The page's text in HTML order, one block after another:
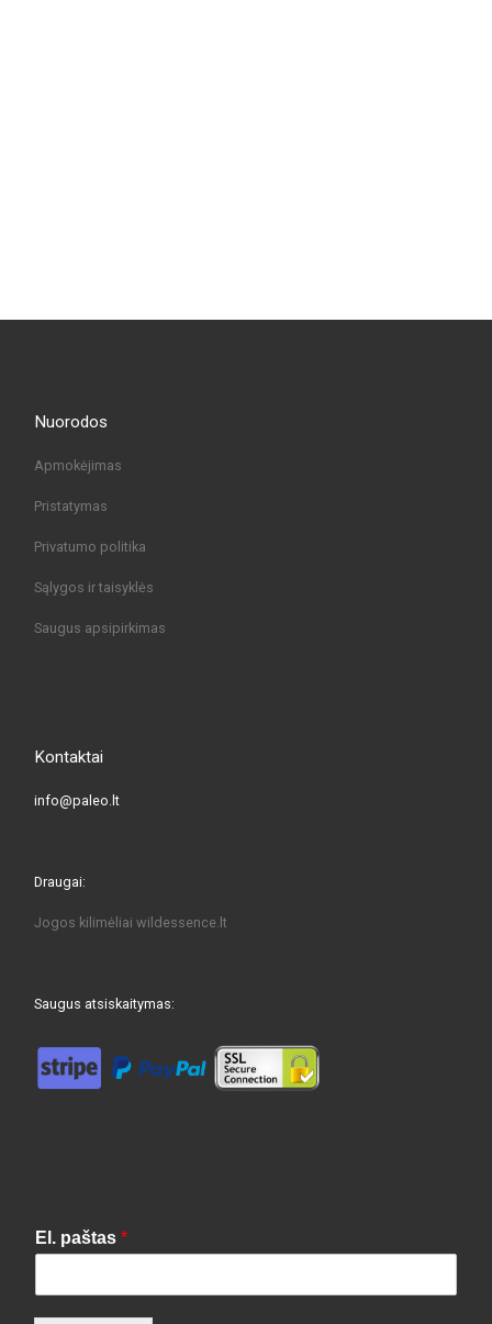
Nuorodos
Apmokėjimas
Pristatymas
Privatumo politika
Sąlygos ir taisyklės
Saugus apsipirkimas
Kontaktai
info@paleo.lt
Draugai:
Jogos kilimėliai wildessence.lt
Saugus atsiskaitymas:
El. paštas *